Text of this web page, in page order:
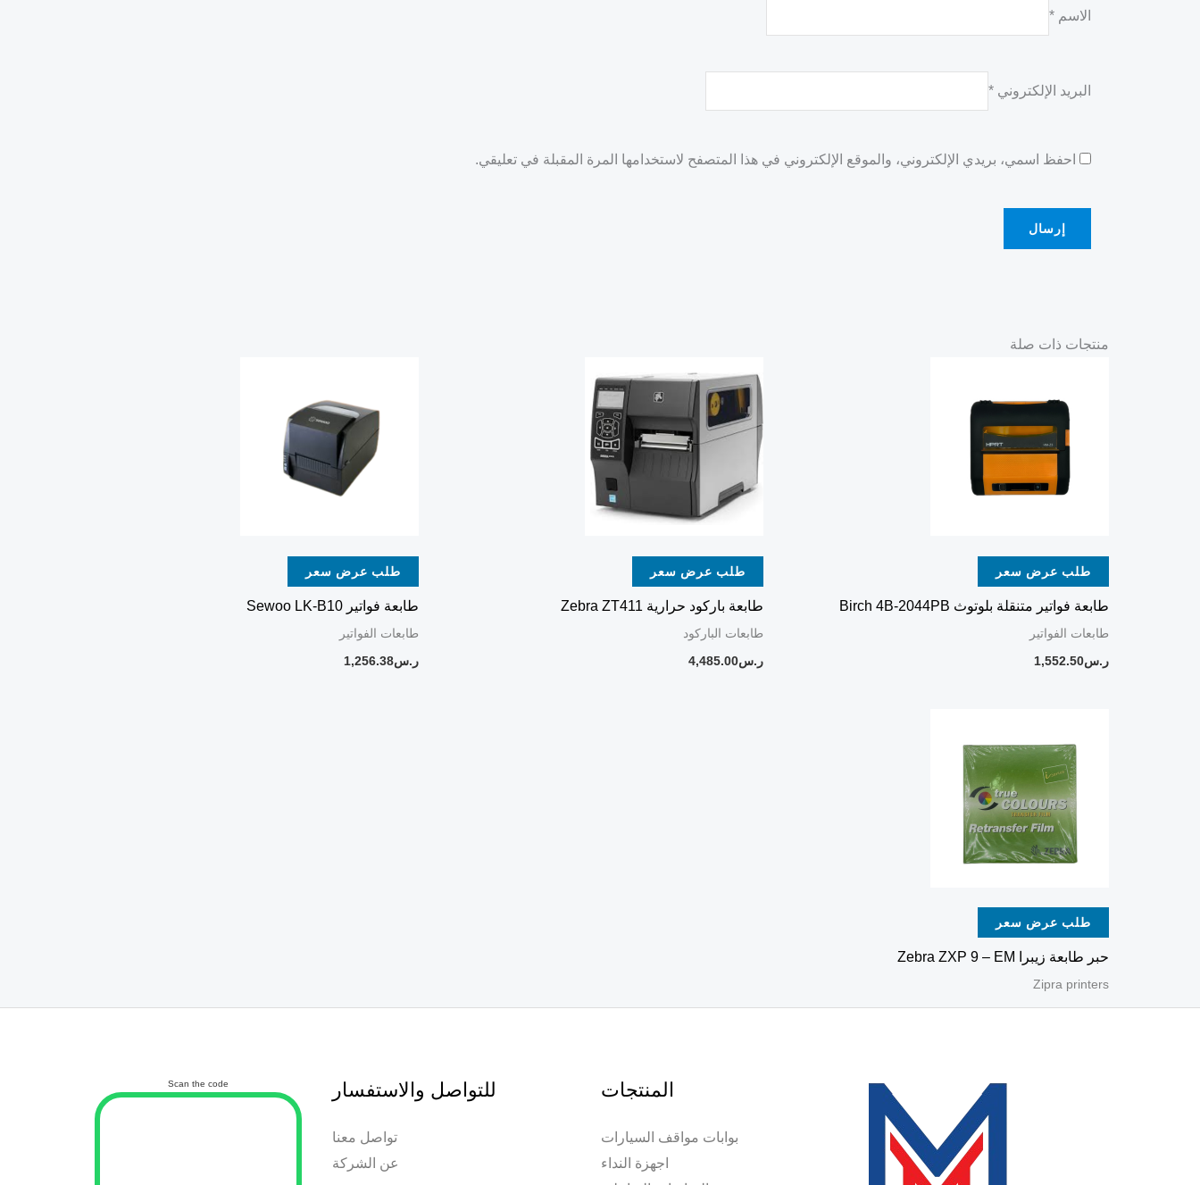
الاسم *
البريد الإلكتروني *
احفظ اسمي، بريدي الإلكتروني، والموقع الإلكتروني في هذا المتصفح لاستخدامها المرة المقبلة في تعليقي.
منتجات ذات صلة
طلب عرض سعر
طابعة فواتير متنقلة بلوتوث Birch 4B-2044PB
طابعات الفواتير
ر.س1,552.50
طلب عرض سعر
طابعة باركود حرارية Zebra ZT411
طابعات الباركود
ر.س4,485.00
طلب عرض سعر
طابعة فواتير Sewoo LK-B10
طابعات الفواتير
ر.س1,256.38
طلب عرض سعر
حبر طابعة زيبرا Zebra ZXP 9 – EM
Zipra printers
المنتجات
بوابات مواقف السيارات
اجهزة النداء
للتواصل والاستفسار
تواصل معنا
عن الشركة
Scan the code